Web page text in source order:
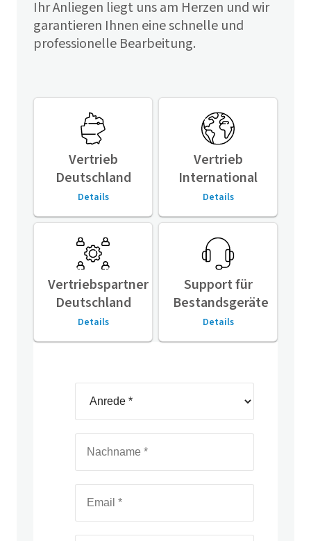
Ihr Anliegen liegt uns am Herzen und wir
garantieren Ihnen eine schnelle und
professionelle Bearbeitung.
Vertrieb
Deutschland
Details
Vertrieb
International
Details
Vertriebspartner
Deutschland
Details
Support für
Bestandsgeräte
Details